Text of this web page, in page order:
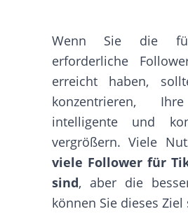
Wenn Sie die
erforderliche
erreicht haben,
konzentrieren,
intelligente und
vergrößern. Viele
viele Follower für
sind, aber die
können Sie dieses